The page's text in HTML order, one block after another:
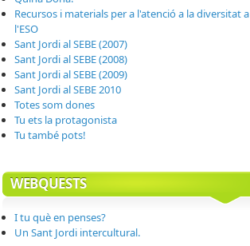
Recursos i materials per a l'atenció a la diversitat a
l'ESO
Sant Jordi al SEBE (2007)
Sant Jordi al SEBE (2008)
Sant Jordi al SEBE (2009)
Sant Jordi al SEBE 2010
Totes som dones
Tu ets la protagonista
Tu també pots!
WEBQUESTS
I tu què en penses?
Un Sant Jordi intercultural.